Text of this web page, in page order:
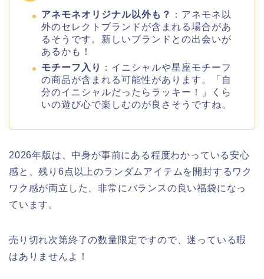
アネモネオリジナル以外も？
：アネモネ以
外のセレクトブランドが含まれる場合があ
るそうです。新しいブランドとの出会いが
あるかも！
モチーフ入り
：イニシャルや星座モチーフ
の商品が含まれる可能性があります。「自
分のイニシャルだったらラッキー！」くら
いの遊び心で楽しむのが良さそうですね。
2026年版は、中身が事前にある程度わかっている安心
感と、残り6点以上のランダムアイテムを開封するワク
ワク感が両立した、非常にバランスの良い福袋になっ
ています。
売り切れ次第終了の数量限定ですので、迷っている暇
はありませんよ！